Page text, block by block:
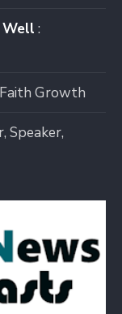
:
Growth
Speaker,